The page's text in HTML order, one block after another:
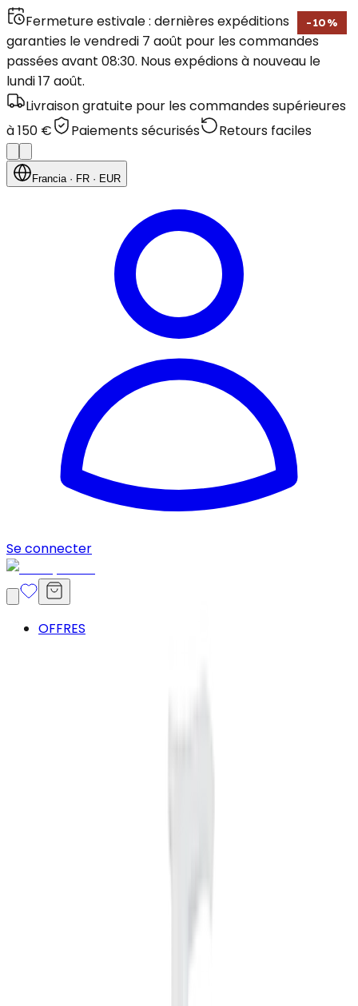
Fermeture estivale : dernières expéditions
garanties le vendredi 7 août pour les commandes
passées avant 08:30. Nous expédions à nouveau le
lundi 17 août.
Livraison gratuite pour les commandes supérieures
à 150 €
Paiements sécurisés Retours faciles
Francia· FR · EUR
Se connecter
OFFRES
- 10 %